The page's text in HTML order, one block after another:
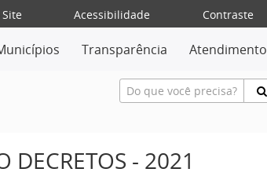
Acessibilidade
Contraste
Transparência Atendimento
DECRETOS - 2021